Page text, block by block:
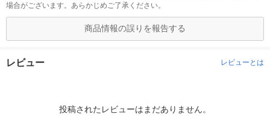
場合がございます。あらかじめご了承ください。
商品情報の誤りを報告する
レビュー レビューとは
投稿されたレビューはまだありません。